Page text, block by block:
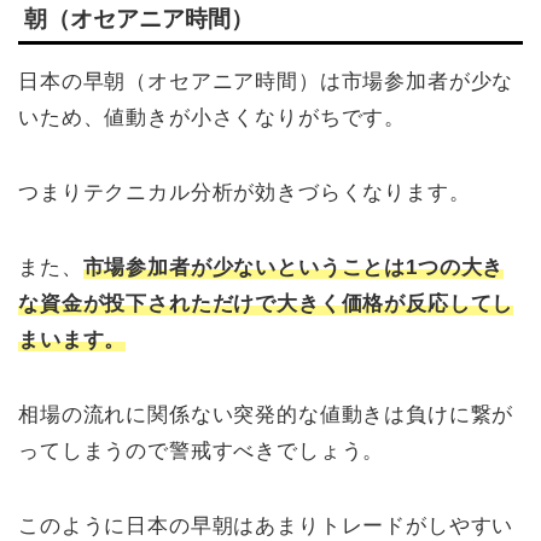
朝（オセアニア時間）
日本の早朝（オセアニア時間）は市場参加者が少な
いため、値動きが小さくなりがちです。
つまりテクニカル分析が効きづらくなります。
また、 市場参加者が少ないということは1つの大き
な資金が投下されただけで大きく価格が反応してし
まいます。
相場の流れに関係ない突発的な値動きは負けに繋が
ってしまうので警戒すべきでしょう。
このように日本の早朝はあまりトレードがしやすい